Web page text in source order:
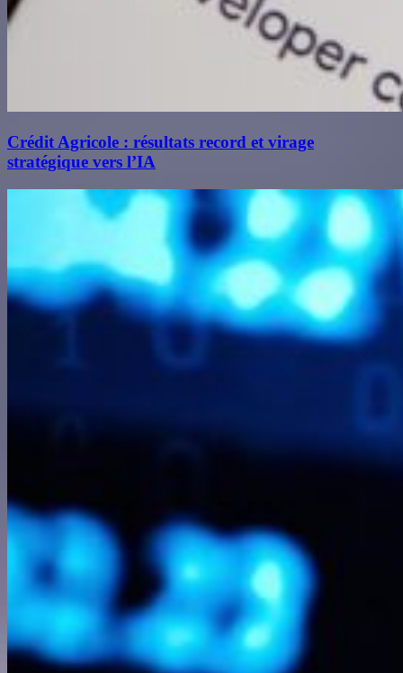
Crédit Agricole : résultats record et virage
stratégique vers l’IA